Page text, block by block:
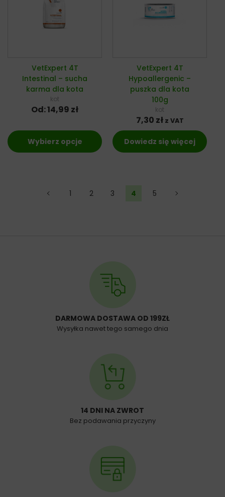
VetExpert 4T
Intestinal – sucha
karma dla kota
kot
Od:14,99 zł
Wybierz opcje
VetExpert 4T
Hypoallergenic –
puszka dla kota
100g
kot
7,30 zł z VAT
Dowiedz się więcej
← 1 2 3 4 5 →
DARMOWA DOSTAWA OD 199ZŁ
Wysyłka nawet tego samego dnia
14 DNI NA ZWROT
Bez podawania przyczyny